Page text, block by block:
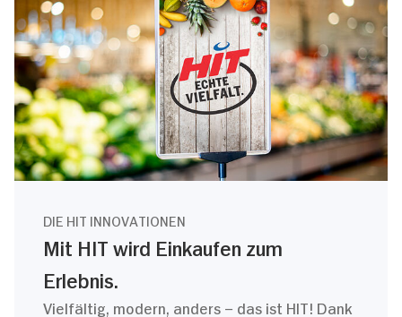
DIE HIT INNOVATIONEN
Mit HIT wird Einkaufen zum
Erlebnis.
Vielfältig, modern, anders – das ist HIT! Dank